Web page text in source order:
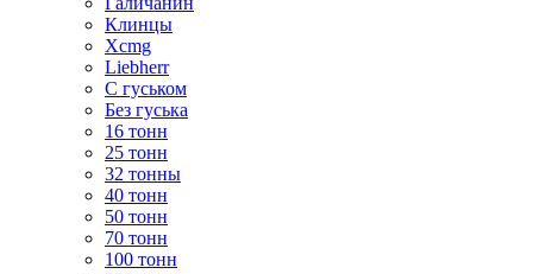
Клинцы
Xcmg
Liebherr
С гуськом
Без гуська
16 тонн
25 тонн
32 тонны
40 тонн
50 тонн
70 тонн
100 тонн